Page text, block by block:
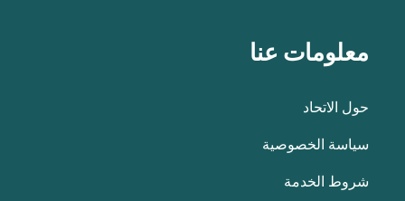
معلومات عنا
حول الاتحاد
سياسة الخصوصية
شروط الخدمة